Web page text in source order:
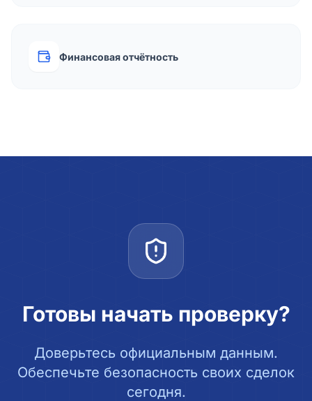
Финансовая отчётность
Готовы начать проверку?
Доверьтесь официальным данным.
Обеспечьте безопасность своих сделок
сегодня.